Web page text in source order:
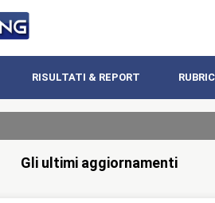
RISULTATI & REPORT
Gli ultimi aggiornamenti